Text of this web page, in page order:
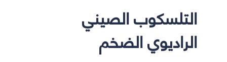
التلسكوب الصيني
الراديوي الضخم